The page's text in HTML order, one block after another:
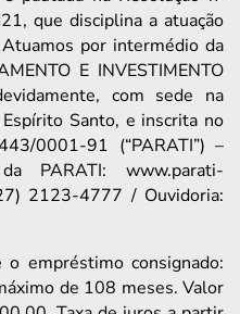
que disciplina a atuação
por intermédio da
E INVESTIMENTO
com sede na
Santo, e inscrita no
0001-91 (“PARATI”) –
PARATI: www.parati-
2123-4777 / Ouvidoria:
o empréstimo consignado:
de 108 meses. Valor